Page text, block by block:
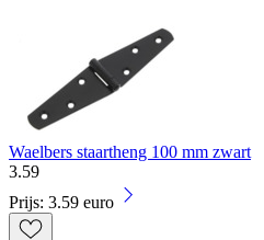
Waelbers staartheng 100 mm zwart
3.59
Prijs: 3.59 euro